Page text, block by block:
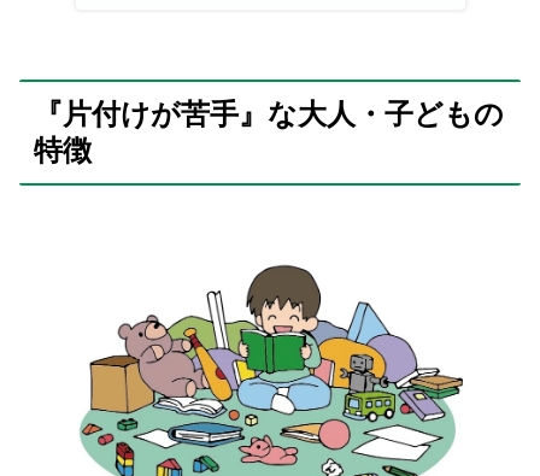
『片付けが苦手』な大人・子どもの
特徴